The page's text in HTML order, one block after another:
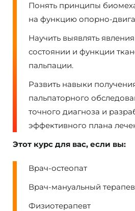
Понять принципы
на функцию опорно-
Научить выявлять
состоянии и функции
пальпации.
Развить навыки
пальпаторного
точного диагноза и
эффективного плана
Этот курс для вас, если вы:
Врач-остеопат
Врач-мануальный
Физиотерапевт